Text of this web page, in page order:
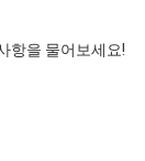
항을 물어보세요!